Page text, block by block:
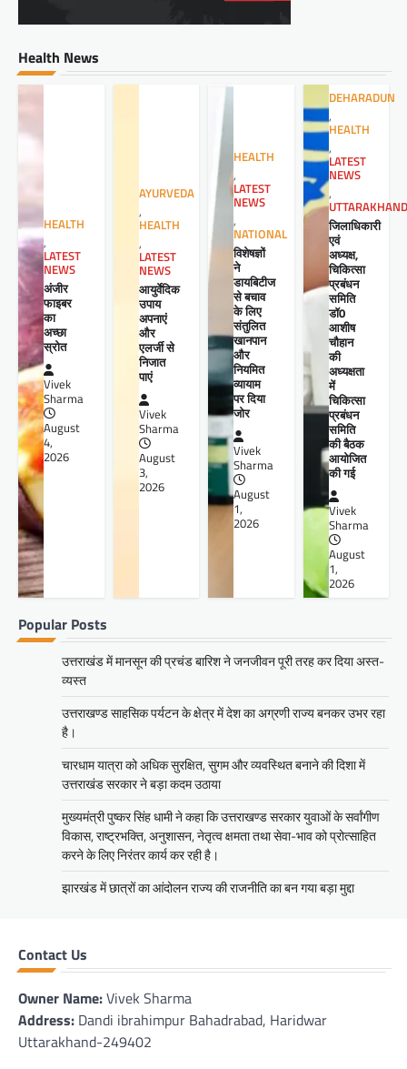
Health News
HEALTH
,
LATEST
NEWS
अंजीर
फाइबर
का
अच्छा
स्रोत
Vivek
Sharma
August
4,
2026
AYURVEDA
,
HEALTH
,
LATEST
NEWS
आयुर्वेदिक
उपाय
अपनाएं
और
एलर्जी से
निजात
पाएं
Vivek
Sharma
August
3,
2026
HEALTH
,
LATEST
NEWS
,
NATIONAL
विशेषज्ञों
ने
डायबिटीज
से बचाव
के लिए
संतुलित
खानपान
और
नियमित
व्यायाम
पर दिया
जोर
Vivek
Sharma
August
1,
2026
DEHARADUN
,
HEALTH
,
LATEST
NEWS
,
UTTARAKHAND
जिलाधिकारी
एवं
अध्यक्ष,
चिकित्सा
प्रबंधन
समिति
डॉ0
आशीष
चौहान
की
अध्यक्षता
में
चिकित्सा
प्रबंधन
समिति
की बैठक
आयोजित
की गई
Vivek
Sharma
August
1,
2026
Popular Posts
उत्तराखंड में मानसून की प्रचंड बारिश ने जनजीवन पूरी तरह कर दिया अस्त-
व्यस्त
उत्तराखण्ड साहसिक पर्यटन के क्षेत्र में देश का अग्रणी राज्य बनकर उभर रहा
है।
चारधाम यात्रा को अधिक सुरक्षित, सुगम और व्यवस्थित बनाने की दिशा में
उत्तराखंड सरकार ने बड़ा कदम उठाया
मुख्यमंत्री पुष्कर सिंह धामी ने कहा कि उत्तराखण्ड सरकार युवाओं के सर्वांगीण
विकास, राष्ट्रभक्ति, अनुशासन, नेतृत्व क्षमता तथा सेवा-भाव को प्रोत्साहित
करने के लिए निरंतर कार्य कर रही है।
झारखंड में छात्रों का आंदोलन राज्य की राजनीति का बन गया बड़ा मुद्दा
Contact Us
Owner Name:Vivek Sharma
Address: Dandi ibrahimpur Bahadrabad, Haridwar
Uttarakhand-249402